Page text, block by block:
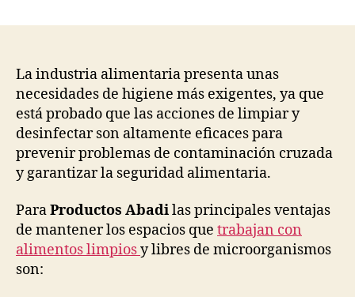
La industria alimentaria presenta unas
necesidades de higiene más exigentes, ya que
está probado que las acciones de limpiar y
desinfectar son altamente eficaces para
prevenir problemas de contaminación cruzada
y garantizar la seguridad alimentaria.
ParaProductos Abadilas principales ventajas
de mantener los espacios que trabajan con
alimentos limpiosy libres de microorganismos
son: